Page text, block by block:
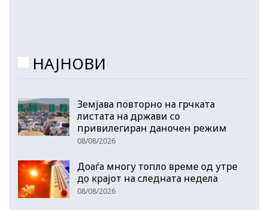
НАЈНОВИ
Земјава повторно на грчката
листата на држави со
привилегиран даночен режим
08/08/2026
Доаѓа многу топло време од утре
до крајот на следната недела
08/08/2026